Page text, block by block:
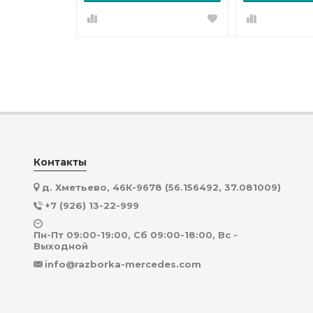
Контакты
д. Хметьево, 46К-9678 (56.156492, 37.081009)
+7 (926) 13-22-999
Пн-Пт 09:00-19:00, Сб 09:00-18:00, Вс -
Выходной
info@razborka-mercedes.com